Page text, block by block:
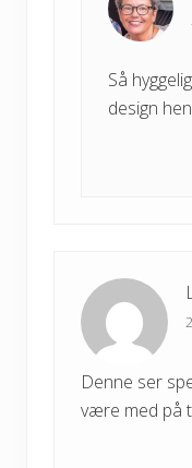
Så
design
Denne ser
være med på